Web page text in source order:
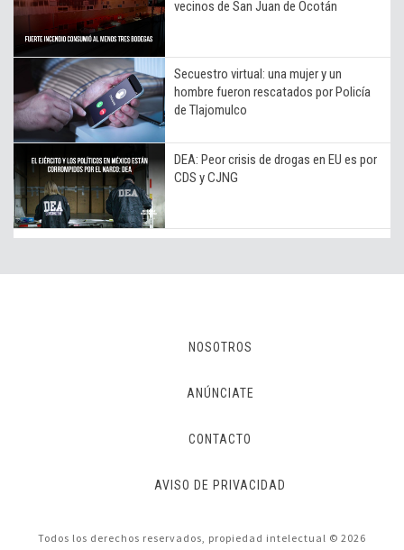
vecinos de San Juan de Ocotán
Secuestro virtual: una mujer y un
hombre fueron rescatados por Policía
de Tlajomulco
DEA: Peor crisis de drogas en EU es por
CDS y CJNG
NOSOTROS
ANÚNCIATE
CONTACTO
AVISO DE PRIVACIDAD
Todos los derechos reservados, propiedad intelectual © 2026